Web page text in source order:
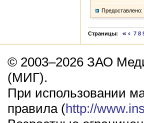
Предоставлено:
Страницы: 7 8
© 2003–2026 ЗАО
(МИГ).
При использовании
правила (http://